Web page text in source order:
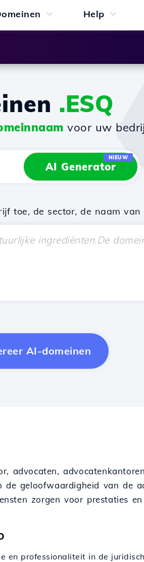
Help
.ESQ
voor uw
AI Generator
NIEUW
toe, de sector, de naam
AI-domeinen
advocaten,
geloofwaardigheid van de
zorgen voor prestaties
en professionaliteit in de